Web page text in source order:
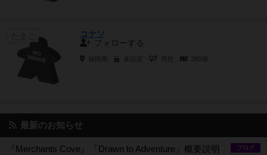
コナソ
フォローする
未設定 280個
最新のお知らせ
ブログ
『Merchants Cove』「Drawn to Adventure」概要説明